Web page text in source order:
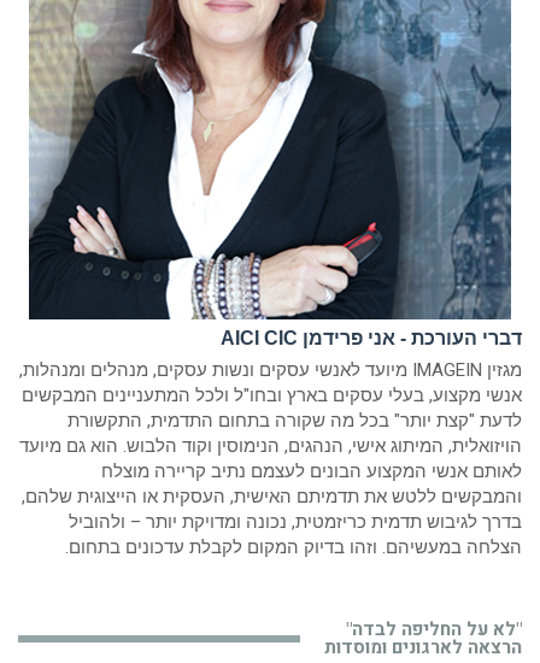
דברי העורכת - אני פרידמן AICI CIC
מגזין IMAGEIN מיועד לאנשי עסקים ונשות עסקים, מנהלים ומנהלות,
אנשי מקצוע, בעלי עסקים בארץ ובחו"ל ולכל המתעניינים המבקשים
לדעת "קצת יותר" בכל מה שקורה בתחום התדמית, התקשורת
הויזואלית, המיתוג אישי, הנהגים, הנימוסין וקוד הלבוש. הוא גם מיועד
לאותם אנשי המקצוע הבונים לעצמם נתיב קריירה מוצלח
והמבקשים ללטש את תדמיתם האישית, העסקית או הייצוגית שלהם,
בדרך לגיבוש תדמית כריזמטית, נכונה ומדויקת יותר – ולהוביל
הצלחה במעשיהם. וזהו בדיוק המקום לקבלת עדכונים בתחום.
"לא על החליפה לבדה"
הרצאה לארגונים ומוסדות